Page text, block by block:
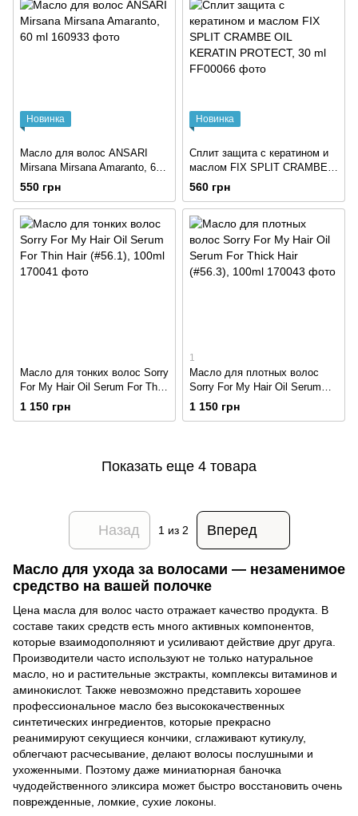
Новинка
Масло для волос ANSARI
Mirsana Mirsana Amaranto, 60
ml
550 грн
Новинка
Сплит защита с кератином и
маслом FIX SPLIT CRAMBE
OIL KERATIN PROTECT, 30 ml
560 грн
Масло для тонких волос Sorry
For My Hair Oil Serum For Thin
Hair (#56.1), 100ml
1 150 грн
1
Масло для плотных волос
Sorry For My Hair Oil Serum
For Thick Hair (#56.3), 100ml
1 150 грн
Показать еще 4 товара
Назад 1 из 2 Вперед
Масло для ухода за волосами — незаменимое
средство на вашей полочке
Цена масла для волос часто отражает качество продукта. В
составе таких средств есть много активных компонентов,
которые взаимодополняют и усиливают действие друг друга.
Производители часто используют не только натуральное
масло, но и растительные экстракты, комплексы витаминов и
аминокислот. Также невозможно представить хорошее
профессиональное масло без высококачественных
синтетических ингредиентов, которые прекрасно
реанимируют секущиеся кончики, сглаживают кутикулу,
облегчают расчесывание, делают волосы послушными и
ухоженными. Поэтому даже миниатюрная баночка
чудодейственного эликсира может быстро восстановить очень
поврежденные, ломкие, сухие локоны.